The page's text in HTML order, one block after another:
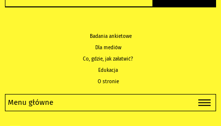
Badania ankietowe
Dla mediów
Co, gdzie, jak załatwić?
Edukacja
O stronie
Menu główne